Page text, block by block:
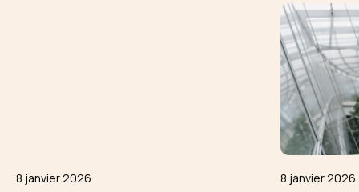
8 janvier 2026 8 janvier 2026